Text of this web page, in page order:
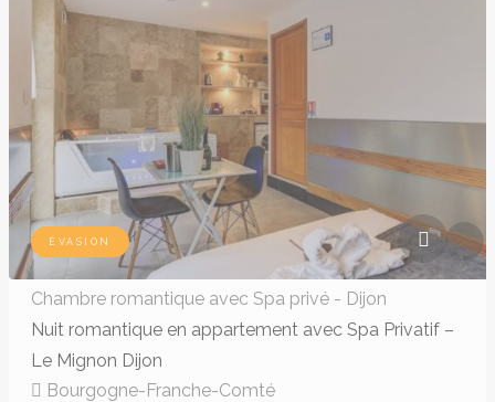
ÉVASION
Chambre romantique avec Spa privé - Dijon
Nuit romantique en appartement avec Spa Privatif –
Le Mignon Dijon
Bourgogne-Franche-Comté